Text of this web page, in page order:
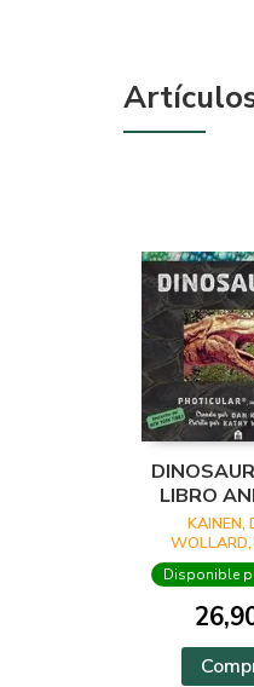
LIBRO
ENKAINEN,
Disponible